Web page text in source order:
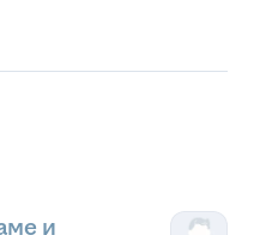
и